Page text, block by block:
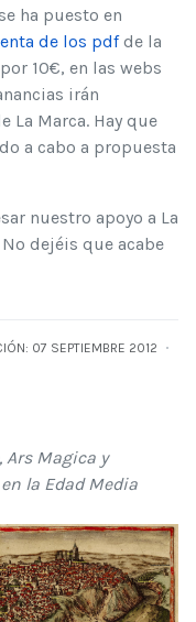
ha puesto en
de los pdfde la
10€, en las webs
irán
La Marca. Hay que
a cabo a propuesta
nuestro apoyo a La
dejéis que acabe
07 SEPTIEMBRE 2012
Ars Magica y
la Edad Media